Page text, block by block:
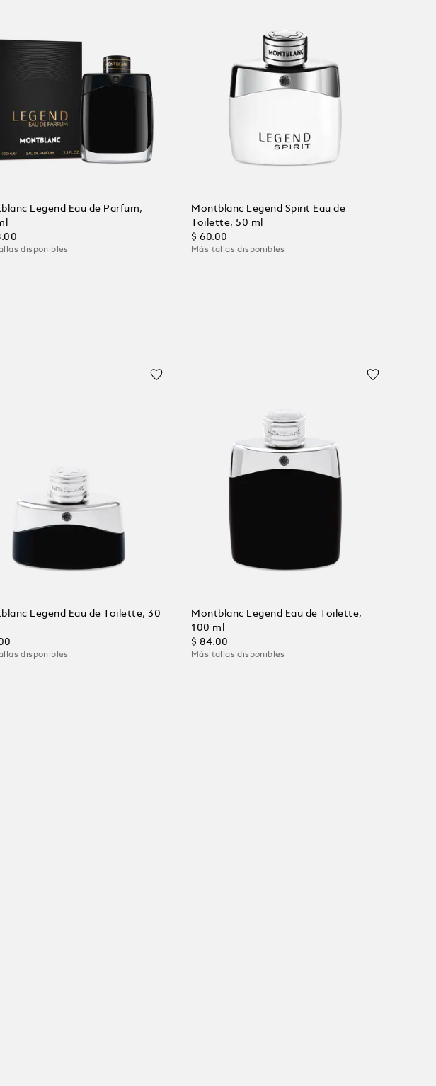
Legend Eau de Parfum,
disponibles
Montblanc Legend Spirit Eau de
Toilette, 50 ml
$ 60.00
Más tallas disponibles
Legend Eau de Toilette, 30
disponibles
Montblanc Legend Eau de Toilette,
100 ml
$ 84.00
Más tallas disponibles